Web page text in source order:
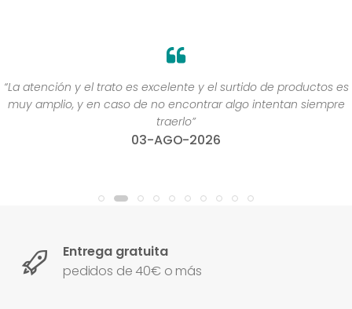
“La atención y el trato es excelente y el surtido de productos es
muy amplio, y en caso de no encontrar algo intentan siempre
traerlo”
03-AGO-2026
Entrega gratuita
pedidos de 40€ o más